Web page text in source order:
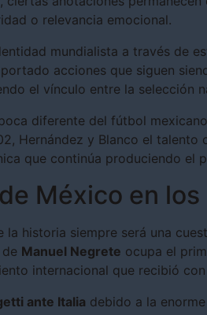
o relevancia emocional.
mundialista a través de
acciones que siguen
el vínculo entre la selección
diferente del fútbol
Hernández y Blanco el talento
que continúa produciendo el
México en
historia siempre será una
Manuel Negrete ocupa el
internacional que recibió
ante Italia debido a la